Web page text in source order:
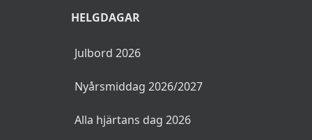
HELGDAGAR
Julbord 2026
Nyårsmiddag 2026/2027
Alla hjärtans dag 2026